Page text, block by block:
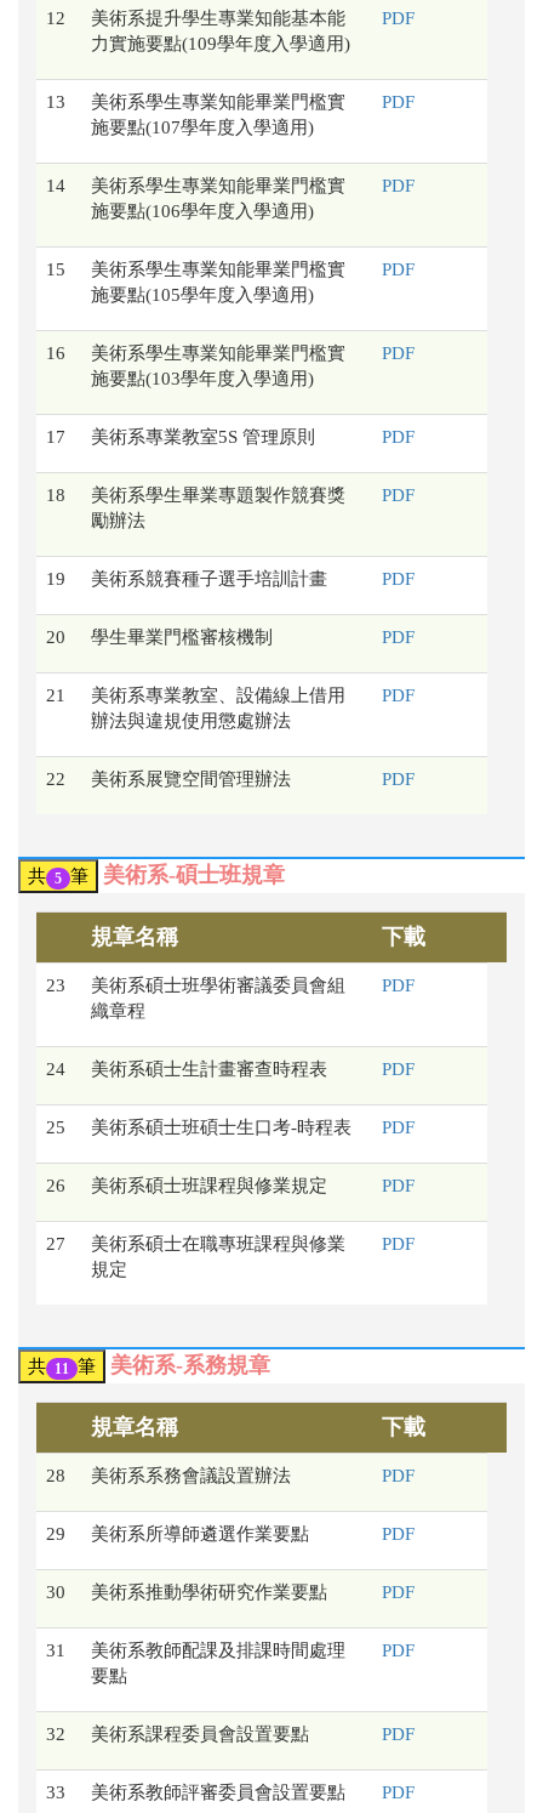
12
美術系提升學生專業知能基本能
力實施要點(109學年度入學適用)
PDF
13
美術系學生專業知能畢業門檻實
施要點(107學年度入學適用)
PDF
14
美術系學生專業知能畢業門檻實
施要點(106學年度入學適用)
PDF
15
美術系學生專業知能畢業門檻實
施要點(105學年度入學適用)
PDF
16
美術系學生專業知能畢業門檻實
施要點(103學年度入學適用)
PDF
17 美術系專業教室5S 管理原則 PDF
18
美術系學生畢業專題製作競賽獎
勵辦法
PDF
19 美術系競賽種子選手培訓計畫 PDF
20 學生畢業門檻審核機制 PDF
21
美術系專業教室、設備線上借用
辦法與違規使用懲處辦法
PDF
22 美術系展覽空間管理辦法 PDF
共 5 筆 美術系-碩士班規章
規章名稱 下載
23
美術系碩士班學術審議委員會組
織章程
PDF
24 美術系碩士生計畫審查時程表 PDF
25 美術系碩士班碩士生口考-時程表 PDF
26 美術系碩士班課程與修業規定 PDF
27
美術系碩士在職專班課程與修業
規定
PDF
共 11 筆 美術系-系務規章
規章名稱 下載
28 美術系系務會議設置辦法 PDF
29 美術系所導師遴選作業要點 PDF
30 美術系推動學術研究作業要點 PDF
31
美術系教師配課及排課時間處理
要點
PDF
32 美術系課程委員會設置要點 PDF
33 美術系教師評審委員會設置要點 PDF